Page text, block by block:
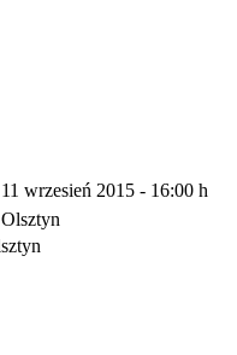
wrzesień 2015 - 16:00 h